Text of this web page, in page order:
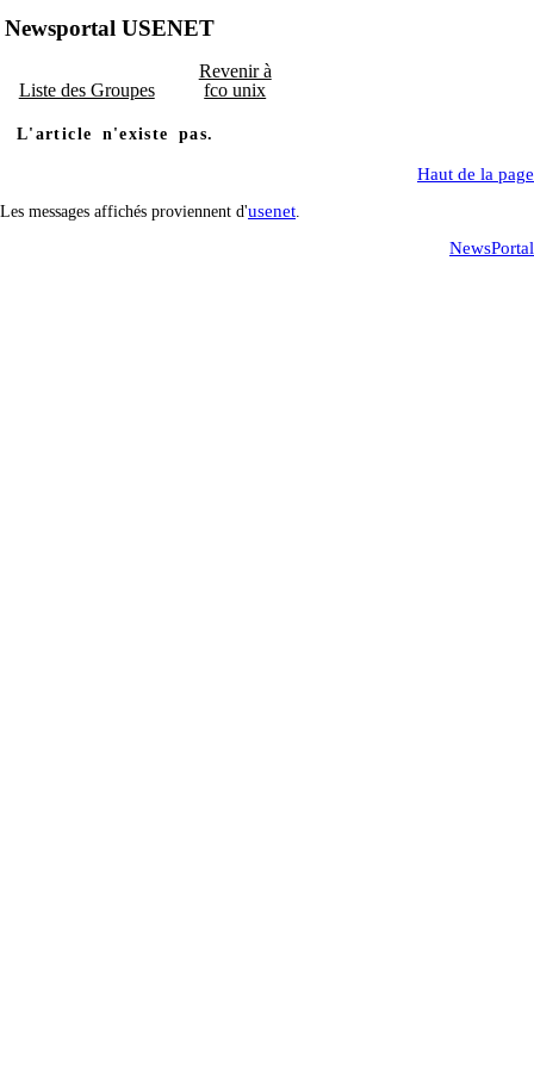
Newsportal USENET
Liste des Groupes
Revenir à
fco unix
L'article n'existe pas.
Haut de la page
Les messages affichés proviennent d'usenet
NewsPortal